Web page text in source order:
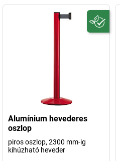
Alumínium hevederes
oszlop
piros oszlop, 2300 mm-ig
kihúzható heveder